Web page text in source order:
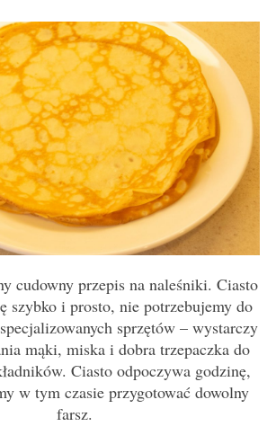
cudowny przepis na naleśniki. Ciasto
szybko i prosto, nie potrzebujemy do
sprzętów – wystarczy
mąki, miska i dobra trzepaczka do
Ciasto odpoczywa godzinę,
w tym czasie przygotować dowolny
farsz.